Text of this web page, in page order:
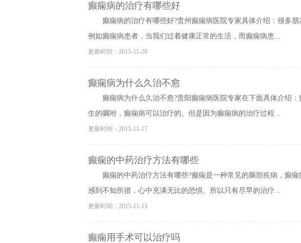
癫痫病的治疗有哪些好
癫痫病的治疗有哪些好?贵州癫痫病医院专家具体介绍：很多
例如癫痫病患者，当我们过着健康正常的生活，而癫痫病患...
更新时间：2015-11-20
癫痫病为什么久治不愈
癫痫病为什么久治不愈?贵阳癫痫病医院专家在下面具体介绍
生的嘱咐，癫痫病可以治疗的。但是因为癫痫病的治疗过程...
更新时间：2015-11-17
癫痫的中药治疗方法有哪些
癫痫的中药治疗方法有哪些?癫痫是一种常见的脑部疾病，癫
感到不知所措，心中充满无比的恐惧。所以只有尽早的治疗...
更新时间：2015-11-13
癫痫用手术可以治疗吗